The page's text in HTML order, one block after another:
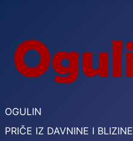
OGULIN
PRIČE IZ DAVNINE I BLIZINE